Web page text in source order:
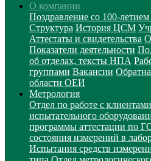
О компании
Поздравление со 100-
Структура История ЦСМ
Аттестаты и свидетельства
Показатели деятельности
об отделах, тексты НПА
группами Вакансии
области ОЕИ
Метрология
Отдел по работе с клиентами
испытательного
программы аттестации по
состояния измерений в
Испытания средств